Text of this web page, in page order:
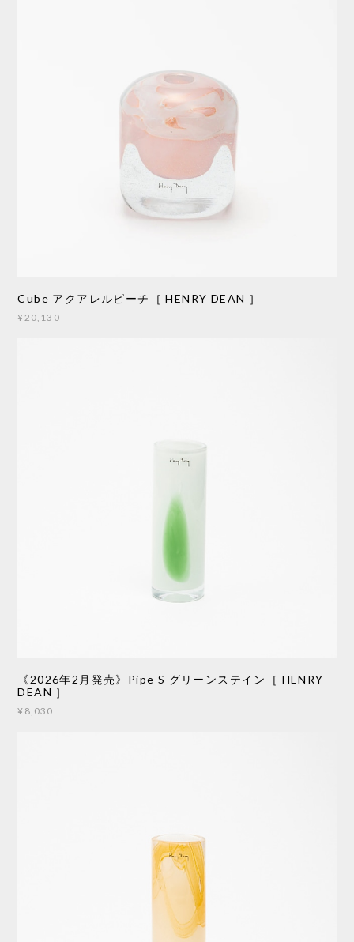
Cube アクアレルピーチ［ HENRY DEAN ］
¥20,130
《2026年2月発売》Pipe S グリーンステイン［ HENRY
DEAN ］
¥8,030